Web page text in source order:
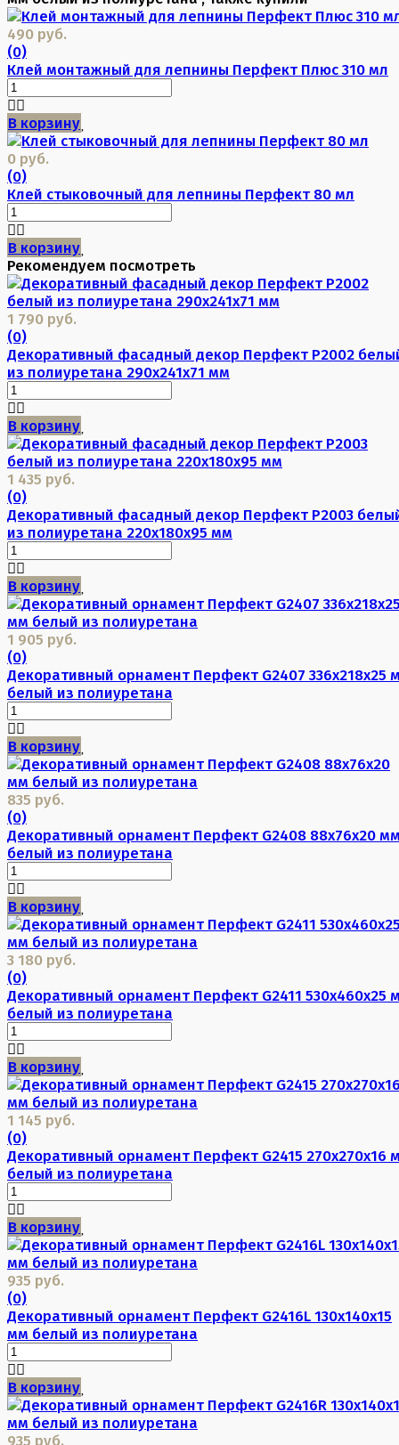
490 руб.
(0)
Клей монтажный для лепнины Перфект Плюс 310 мл
В корзину
0 руб.
(0)
Клей стыковочный для лепнины Перфект 80 мл
В корзину
Рекомендуем посмотреть
1 790 руб.
(0)
Декоративный фасадный декор Перфект P2002
из полиуретана 290х241х71 мм
В корзину
1 435 руб.
(0)
Декоративный фасадный декор Перфект P2003
из полиуретана 220х180х95 мм
В корзину
1 905 руб.
(0)
Декоративный орнамент Перфект G2407 336х218х25
белый из полиуретана
В корзину
835 руб.
(0)
Декоративный орнамент Перфект G2408 88х76х20
белый из полиуретана
В корзину
3 180 руб.
(0)
Декоративный орнамент Перфект G2411 530х460х25
белый из полиуретана
В корзину
1 145 руб.
(0)
Декоративный орнамент Перфект G2415 270х270х16
белый из полиуретана
В корзину
935 руб.
(0)
Декоративный орнамент Перфект G2416L 130х140х15
мм белый из полиуретана
В корзину
935 руб.